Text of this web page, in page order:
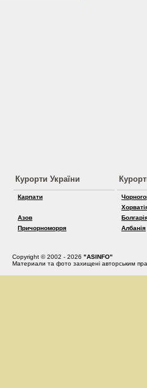
Курорти України
Карпати
Азов
Причорноморря
Албанія
Copyright © 2002 - 2026 "ASINFO"
Материали та фото захищені авторським